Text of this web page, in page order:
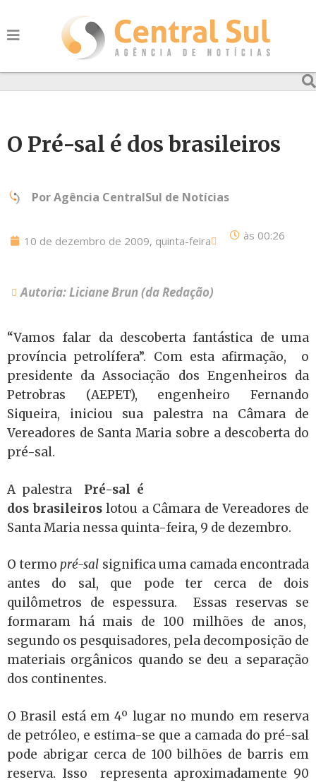
O Pré-sal é dos brasileiros
PorAgência CentralSul de Notícias
10 de dezembro de 2009, quinta-feira às 00:26
Autoria: Liciane Brun (da Redação)
“Vamos falar da descoberta fantástica de uma
província petrolífera”. Com esta afirmação, o
presidente da Associação dos Engenheiros da
Petrobras (AEPET), engenheiro Fernando
Siqueira, iniciou sua palestra na Câmara de
Vereadores de Santa Maria sobre a descoberta do
pré-sal.
A palestra Pré-sal é
dos brasileiroslotou a Câmara de Vereadores de
Santa Maria nessa quinta-feira, 9 de dezembro.
O termo pré-sal significa uma camada encontrada
antes do sal, que pode ter cerca de dois
quilômetros de espessura. Essas reservas se
formaram há mais de 100 milhões de anos,
segundo os pesquisadores, pela decomposição de
materiais orgânicos quando se deu a separação
dos continentes.
O Brasil está em 4º lugar no mundo em reserva
de petróleo, e estima-se que a camada do pré-sal
pode abrigar cerca de 100 bilhões de barris em
reserva. Isso representa aproximadamente 90